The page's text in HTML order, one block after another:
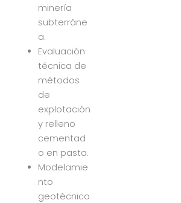
minería
subterráne
a.
Evaluación
técnica de
métodos
de
explotación
y relleno
cementad
o en pasta.
Modelamie
nto
geotécnico